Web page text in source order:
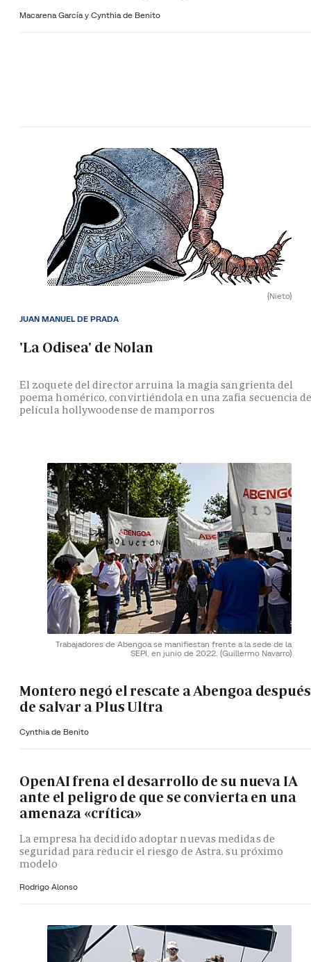
Macarena García y Cynthia de Benito
(Nieto)
'La Odisea' de Nolan
El zoquete del director arruina la magia sangrienta del
poema homérico, convirtiéndola en una zafia secuencia
película hollywoodense de mamporros
JUAN MANUEL DE PRADA
Trabajadores de Abengoa se manifiestan frente a la sede de la
SEPI, en junio de 2022. (Guillermo Navarro)
Montero negó el rescate a Abengoa después
de salvar a Plus Ultra
Cynthia de Benito
OpenAI frena el desarrollo de su nueva IA
ante el peligro de que se convierta en una
amenaza «crítica»
La empresa ha decidido adoptar nuevas medidas de
seguridad para reducir el riesgo de Astra, su próximo
modelo
Rodrigo Alonso